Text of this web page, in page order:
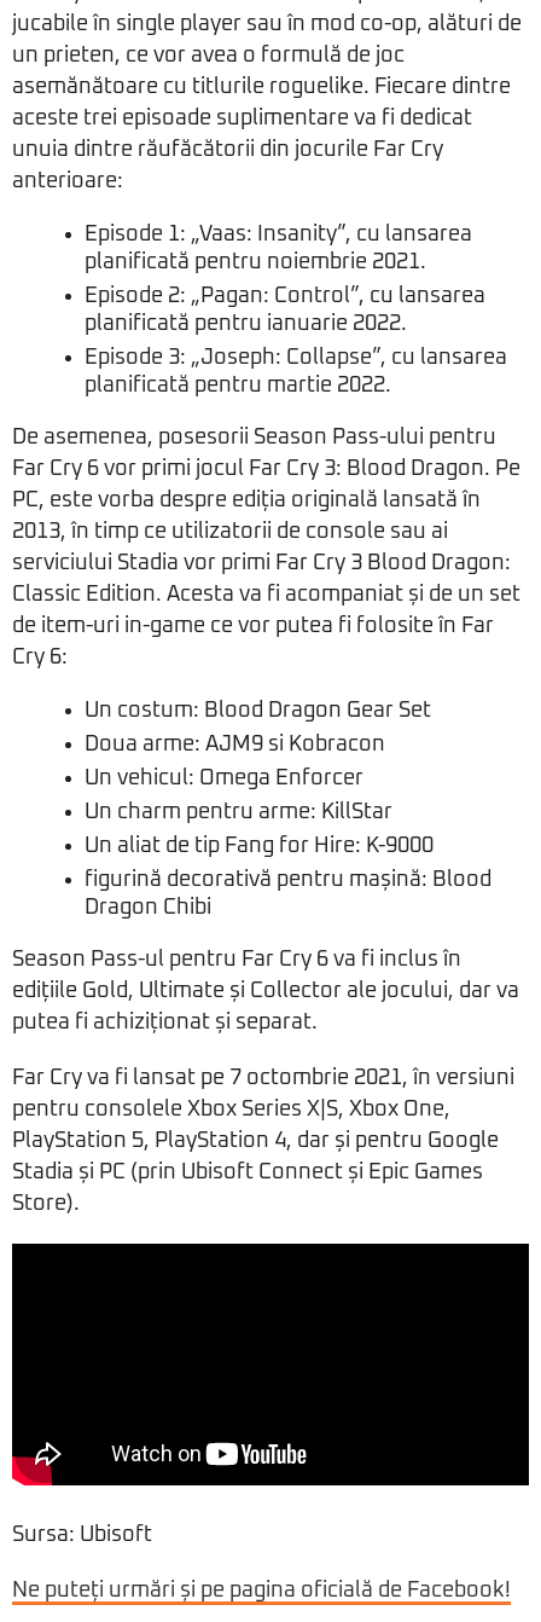
jucabile în single player sau în mod co-op, alături de
un prieten, ce vor avea o formulă de joc
asemănătoare cu titlurile roguelike. Fiecare dintre
aceste trei episoade suplimentare va fi dedicat
unuia dintre răufăcătorii din jocurile Far Cry
anterioare:
Episode 1: „Vaas: Insanity”, cu lansarea
planificată pentru noiembrie 2021.
Episode 2: „Pagan: Control”, cu lansarea
planificată pentru ianuarie 2022.
Episode 3: „Joseph: Collapse”, cu lansarea
planificată pentru martie 2022.
De asemenea, posesorii Season Pass-ului pentru
Far Cry 6 vor primi jocul Far Cry 3: Blood Dragon. Pe
PC, este vorba despre ediția originală lansată în
2013, în timp ce utilizatorii de console sau ai
serviciului Stadia vor primi Far Cry 3 Blood Dragon:
Classic Edition. Acesta va fi acompaniat și de un set
de item-uri in-game ce vor putea fi folosite în Far
Cry 6:
Un costum: Blood Dragon Gear Set
Doua arme: AJM9 si Kobracon
Un vehicul: Omega Enforcer
Un charm pentru arme: KillStar
Un aliat de tip Fang for Hire: K-9000
figurină decorativă pentru mașină: Blood
Dragon Chibi
Season Pass-ul pentru Far Cry 6 va fi inclus în
edițiile Gold, Ultimate și Collector ale jocului, dar va
putea fi achiziționat și separat.
Far Cry va fi lansat pe 7 octombrie 2021, în versiuni
pentru consolele Xbox Series X|S, Xbox One,
PlayStation 5, PlayStation 4, dar și pentru Google
Stadia și PC (prin Ubisoft Connect și Epic Games
Store).
Sursa: Ubisoft
Ne puteți urmări și pe pagina oficială de Facebook!